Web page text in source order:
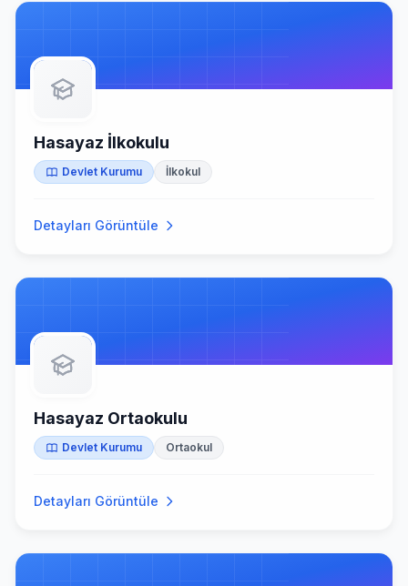
Hasayaz İlkokulu
Devlet Kurumu İlkokul
Detayları Görüntüle
Hasayaz Ortaokulu
Devlet Kurumu Ortaokul
Detayları Görüntüle